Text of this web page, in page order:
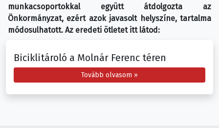
munkacsoportokkal együtt átdolgozta az
Önkormányzat, ezért azok javasolt helyszíne, tartalma
módosulhatott. Az eredeti ötletet itt látod:
Biciklitároló a Molnár Ferenc téren
Tovább olvasom »